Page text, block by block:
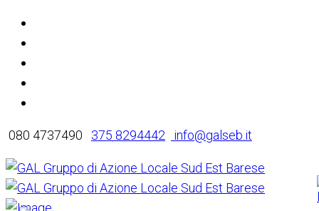
080 4737490 375 8294442 info@galseb.it